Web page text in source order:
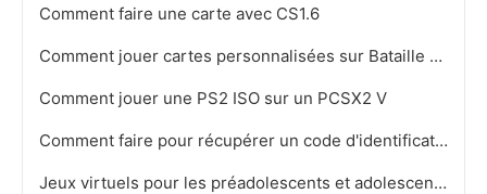
Comment faire une carte avec CS1.6
Comment jouer cartes personnalisées sur Bataille pour la Terre du Milieu II
Comment jouer une PS2 ISO sur un PCSX2 V
Comment faire pour récupérer un code d'identification PlayOnline
Jeux virtuels pour les préadolescents et adolescents